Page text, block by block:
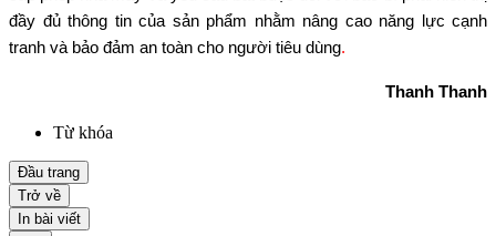
đầy đủ thông tin của sản phẩm nhằm nâng cao năng lực cạnh
tranh và bảo đảm an toàn cho người tiêu dùng.
Thanh Thanh
Từ khóa
Đầu trang
Trở về
In bài viết